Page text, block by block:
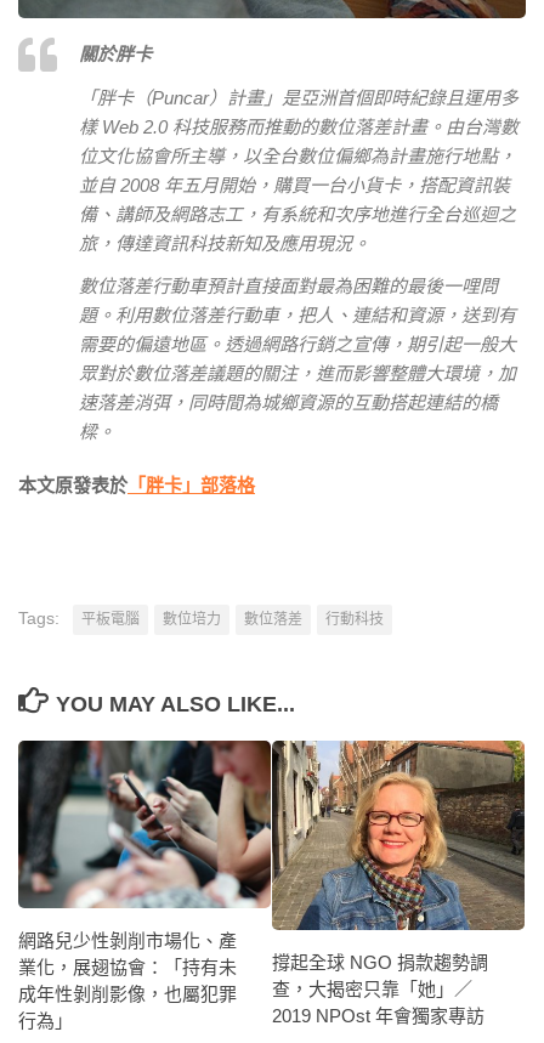
關於胖卡
「胖卡（Puncar）計畫」是亞洲首個即時紀錄且運用多
樣 Web 2.0 科技服務而推動的數位落差計畫。由台灣數
位文化協會所主導，以全台數位偏鄉為計畫施行地點，
並自 2008 年五月開始，購買一台小貨卡，搭配資訊裝
備、講師及網路志工，有系統和次序地進行全台巡迴之
旅，傳達資訊科技新知及應用現況。
數位落差行動車預計直接面對最為困難的最後一哩問
題。利用數位落差行動車，把人、連結和資源，送到有
需要的偏遠地區。透過網路行銷之宣傳，期引起一般大
眾對於數位落差議題的關注，進而影響整體大環境，加
速落差消弭，同時間為城鄉資源的互動搭起連結的橋
樑。
本文原發表於「胖卡」部落格
Tags: 平板電腦 數位培力 數位落差 行動科技
YOU MAY ALSO LIKE...
網路兒少性剝削市場化、產
業化，展翅協會：「持有未
成年性剝削影像，也屬犯罪
行為」
撐起全球 NGO 捐款趨勢調
查，大揭密只靠「她」／
2019 NPOst 年會獨家專訪